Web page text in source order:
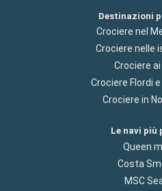
Destinazioni
Crociere nel
Crociere nelle
Crociere ai
Crociere Flordi
Crociere in
Le navi più
Queen
Costa
MSC